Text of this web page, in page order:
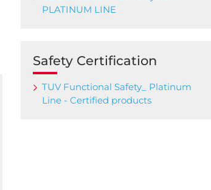
PLATINUM LINE
Safety Certification
TUV Functional Safety_ Platinum
Line - Certified products